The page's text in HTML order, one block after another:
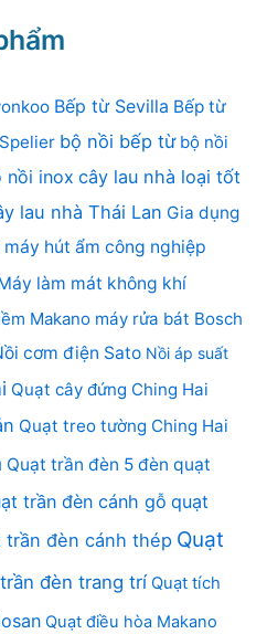
Bếp từ Sevilla Bếp từ
bộ nồi bếp từ bộ nồi
nồi inox cây lau nhà loại tốt
lau nhà Thái Lan Gia dụng
máy hút ẩm công nghiệp
làm mát không khí
Makano máy rửa bát Bosch
cơm điện Sato Nồi áp suất
Quạt cây đứng Ching Hai
Quạt treo tường Ching Hai
Quạt trần đèn 5 đèn quạt
trần đèn cánh gỗ quạt
trần đèn cánh thép Quạt
đèn trang trí Quạt tích
Quạt điều hòa Makano